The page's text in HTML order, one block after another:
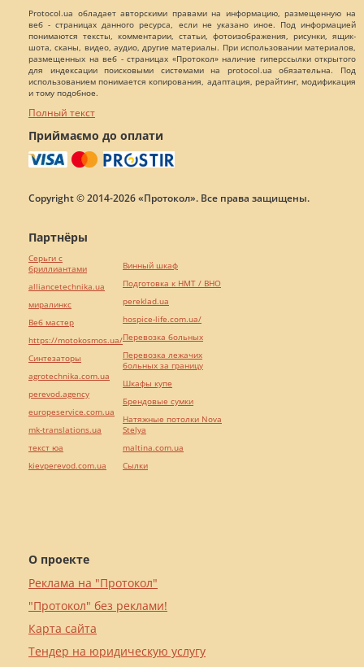
Protocol.ua обладает авторскими правами на информацию, размещенную на
веб - страницах данного ресурса, если не указано иное. Под информацией
понимаются тексты, комментарии, статьи, фотоизображения, рисунки, ящик-
шота, сканы, видео, аудио, другие материалы. При использовании материалов,
размещенных на веб - страницах «Протокол» наличие гиперссылки открытого
для индексации поисковыми системами на protocol.ua обязательна. Под
использованием понимается копирования, адаптация, рерайтинг, модификация
и тому подобное.
Полный текст
Приймаємо до оплати
Copyright © 2014-2026 «Протокол». Все права защищены.
О проекте
Реклама на "Протокол"
"Протокол" без реклами!
Карта сайта
Тендер на юридическую услугу
Партнёры
Серьги с
бриллиантами
alliancetechnika.ua
миралинкс
Веб мастер
https://motokosmos.ua/
Синтезаторы
agrotechnika.com.ua
perevod.agency
europeservice.com.ua
mk-translations.ua
текст юа
kievperevod.com.ua
Винный шкаф
Подготовка к НМТ / ВНО
pereklad.ua
hospice-life.com.ua/
Перевозка больных
Перевозка лежачих
больных за границу
Шкафы купе
Брендовые сумки
Натяжные потолки Nova
Stelya
maltina.com.ua
Cылки